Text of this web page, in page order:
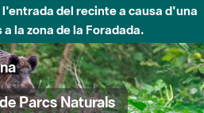
del recinte a causa d'una
la zona de la Foradada.
Parcs Naturals